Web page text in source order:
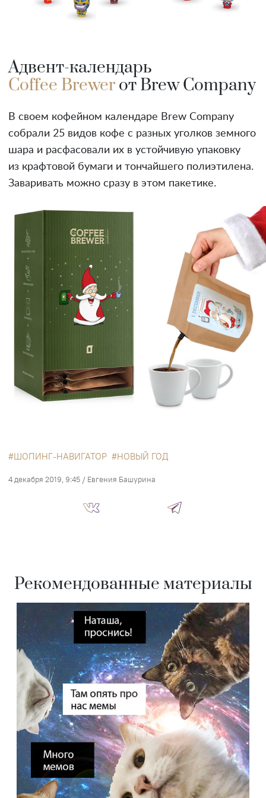
Адвент-календарь
Coffee Brewerот Brew Company
В своем кофейном календаре Brew Company
собрали 25 видов кофе с разных уголков земного
шара и расфасовали их в устойчивую упаковку
из крафтовой бумаги и тончайшего полиэтилена.
Заваривать можно сразу в этом пакетике.
ШОПИНГ-НАВИГАТОР НОВЫЙ ГОД
4 декабря 2019, 9:45 / Евгения Башурина
Рекомендованные материалы